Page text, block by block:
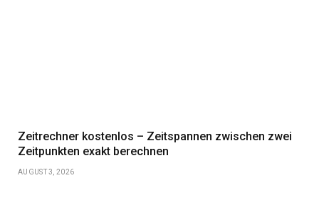
Zeitrechner kostenlos – Zeitspannen zwischen zwei
Zeitpunkten exakt berechnen
AUGUST 3, 2026